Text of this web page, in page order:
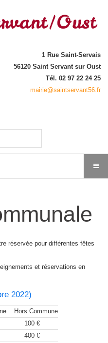
1 Rue Saint-Servais
56120 Saint Servant sur Oust
Tél. 02 97 22 24 25
mairie@saintservant56.fr
réservée pour différentes fêtes
et réservations en
2022)
Hors Commune
100 €
400 €